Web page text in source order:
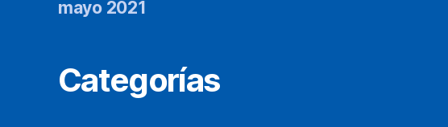
mayo 2021
Categorías